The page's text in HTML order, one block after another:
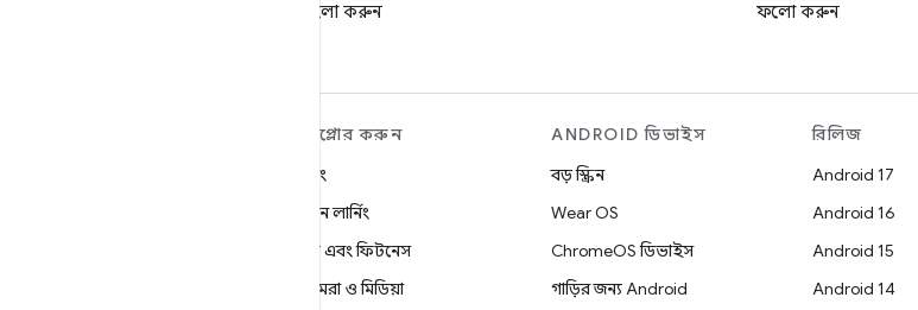
ডেভেলপারদের ফলো করুন
ফলো করুন
এক্সপ্লোর করুন
গেমিং
মেশিন লার্নিং
স্বাস্থ্য এবং ফিটনেস
ক্যামেরা ও মিডিয়া
ANDROID ডিভাইস
বড় স্ক্রিন
Wear OS
ChromeOS ডিভাইস
গাড়ির জন্য Android
রিলিজ
Android 17
Android 16
Android 15
Android 14